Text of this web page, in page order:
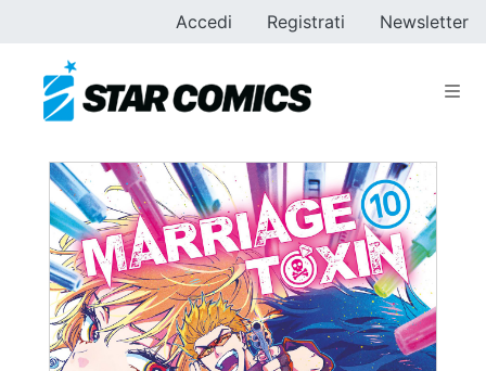
Accedi Registrati Newsletter